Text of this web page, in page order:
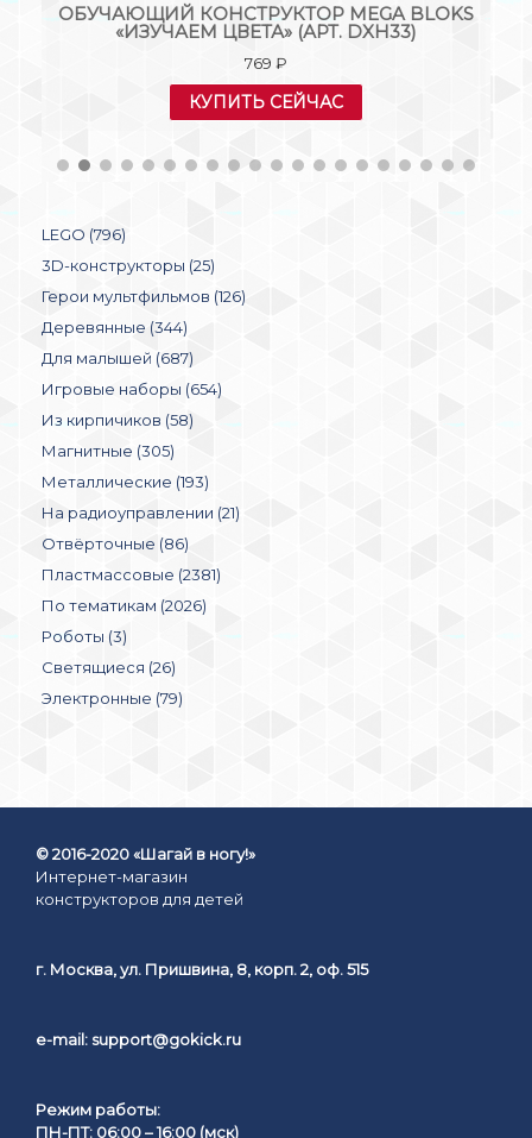
ОБУЧАЮЩИЙ КОНСТРУКТОР MEGA BLOKS
«ИЗУЧАЕМ ЦВЕТА» (АРТ. DXH33)
769 ₽
КУПИТЬ СЕЙЧАС
LEGO (796)
3D-конструкторы (25)
Герои мультфильмов (126)
Деревянные (344)
Для малышей (687)
Игровые наборы (654)
Из кирпичиков (58)
Магнитные (305)
Металлические (193)
На радиоуправлении (21)
Отвёрточные (86)
Пластмассовые (2381)
По тематикам (2026)
Роботы (3)
Светящиеся (26)
Электронные (79)
© 2016-2020 «Шагай в ногу!»
Интернет-магазин
конструкторов для детей
г. Москва, ул. Пришвина, 8, корп. 2, оф. 515
e-mail: support@gokick.ru
Режим работы:
ПН-ПТ: 06:00 – 16:00 (мск)